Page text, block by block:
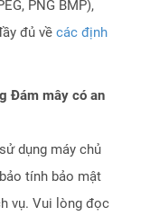
PNG BMP),
đủ về các định
Đám mây có an
dụng máy chủ
tính bảo mật
vụ. Vui lòng đọc